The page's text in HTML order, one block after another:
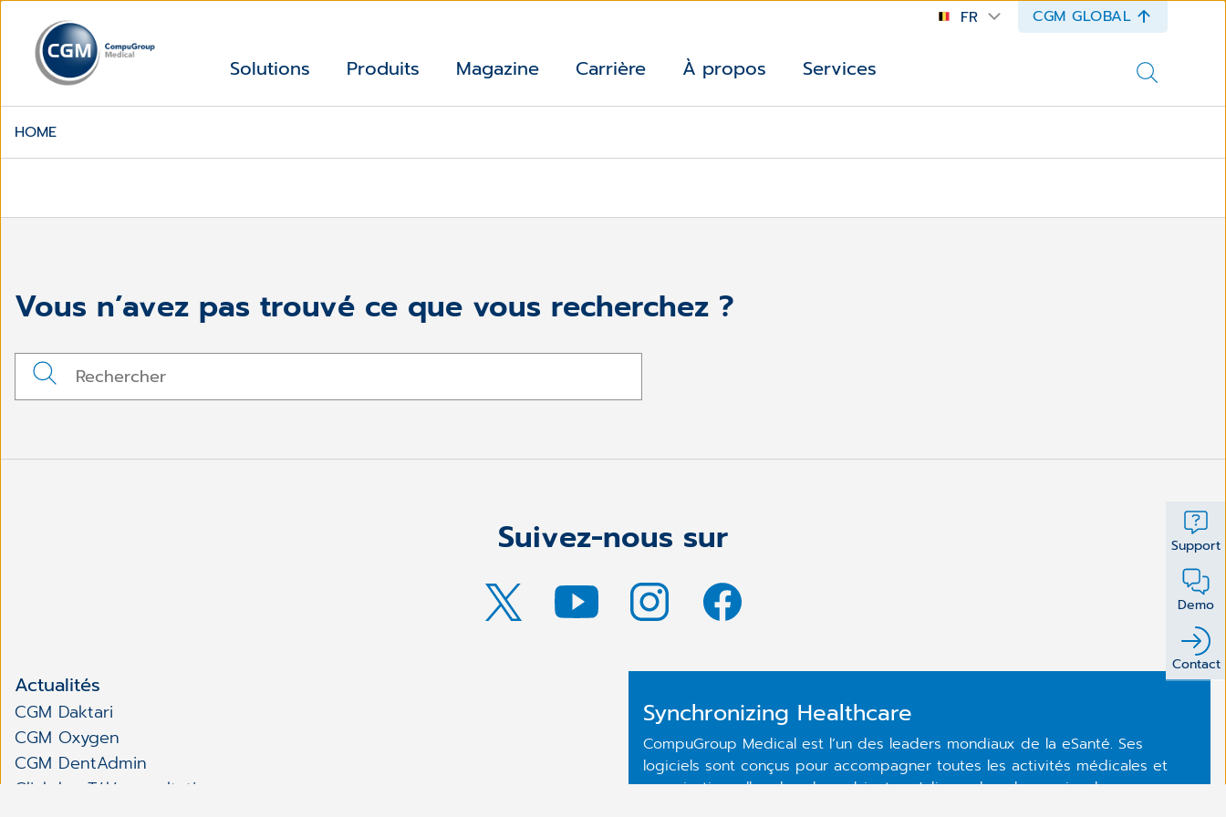
Support
Demo
Contact
FR CGM GLOBAL
Solutions Produits Magazine Carrière À propos Services
HOME
Vous n’avez pas trouvé ce que vous recherchez ?
Suivez-nous sur
Actualités
CGM Daktari
CGM Oxygen
CGM DentAdmin
Clickdoc Téléconsultation
Synchronizing Healthcare
CompuGroup Medical est l’un des leaders mondiaux de la eSanté. Ses
logiciels sont conçus pour accompagner toutes les activités médicales et
organisationnelles dans les cabinets médicaux, les pharmacies, les